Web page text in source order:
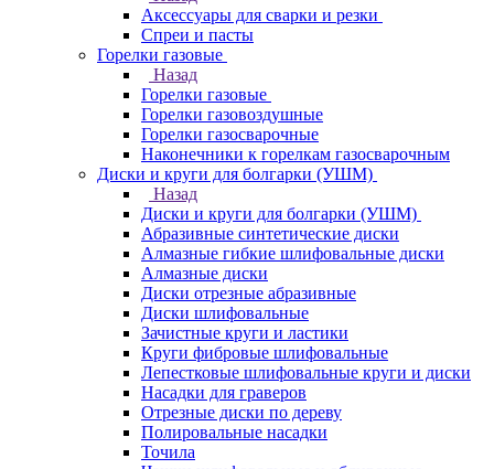
Аксессуары для сварки и резки
Спреи и пасты
Горелки газовые
Назад
Горелки газовые
Горелки газовоздушные
Горелки газосварочные
Наконечники к горелкам газосварочным
Диски и круги для болгарки (УШМ)
Назад
Диски и круги для болгарки (УШМ)
Абразивные синтетические диски
Алмазные гибкие шлифовальные диски
Алмазные диски
Диски отрезные абразивные
Диски шлифовальные
Зачистные круги и ластики
Круги фибровые шлифовальные
Лепестковые шлифовальные круги и диски
Насадки для граверов
Отрезные диски по дереву
Полировальные насадки
Точила